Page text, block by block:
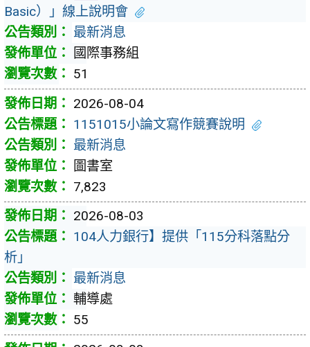
Basic）」線上說明會
最新消息
國際事務組
51
2026-08-04
1151015小論文寫作競賽說明
最新消息
圖書室
7,823
2026-08-03
104人力銀行】提供「115分科落點分
析」
最新消息
輔導處
55